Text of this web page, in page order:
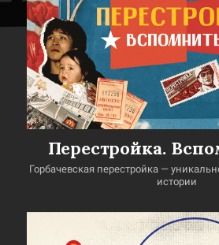
Перестройка.
Горбачевская перестройка —
истории